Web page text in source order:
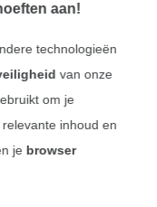
aan!
technologieën
van onze
om je
inhoud en
je browser